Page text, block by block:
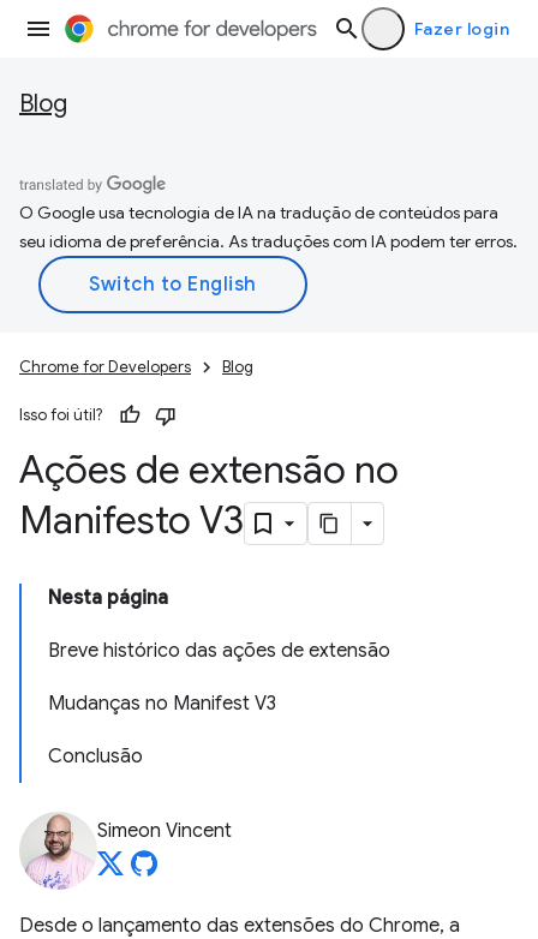
Fazer login
Blog
O Google usa tecnologia de IA na tradução de conteúdos para
seu idioma de preferência. As traduções com IA podem ter erros.
Chrome for Developers Blog
Isso foi útil?
Ações de extensão no
Manifesto V3
Nesta página
Breve histórico das ações de extensão
Mudanças no Manifest V3
Conclusão
Simeon Vincent
Desde o lançamento das extensões do Chrome, a